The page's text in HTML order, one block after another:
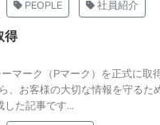
PEOPLE 社員紹介
得
マーク（Pマーク）を正式に取
お客様の大切な情報を守るた
た記事です...